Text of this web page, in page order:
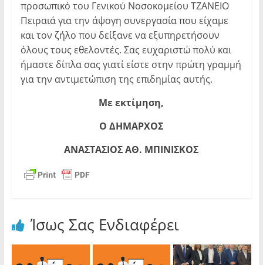
προσωπικό του Γενικού Νοσοκομείου ΤΖΑΝΕΙΟ
Πειραιά για την άψογη συνεργασία που είχαμε
και τον ζήλο που δείξανε να εξυπηρετήσουν
όλους τους εθελοντές. Σας ευχαριστώ πολύ και
ήμαστε δίπλα σας γιατί είστε στην πρώτη γραμμή
για την αντιμετώπιση της επιδημίας αυτής.
Με εκτίμηση,
Ο ΔΗΜΑΡΧΟΣ
ΑΝΑΣΤΑΣΙΟΣ ΑΘ. ΜΠΙΝΙΣΚΟΣ
Ίσως Σας Ενδιαφέρει